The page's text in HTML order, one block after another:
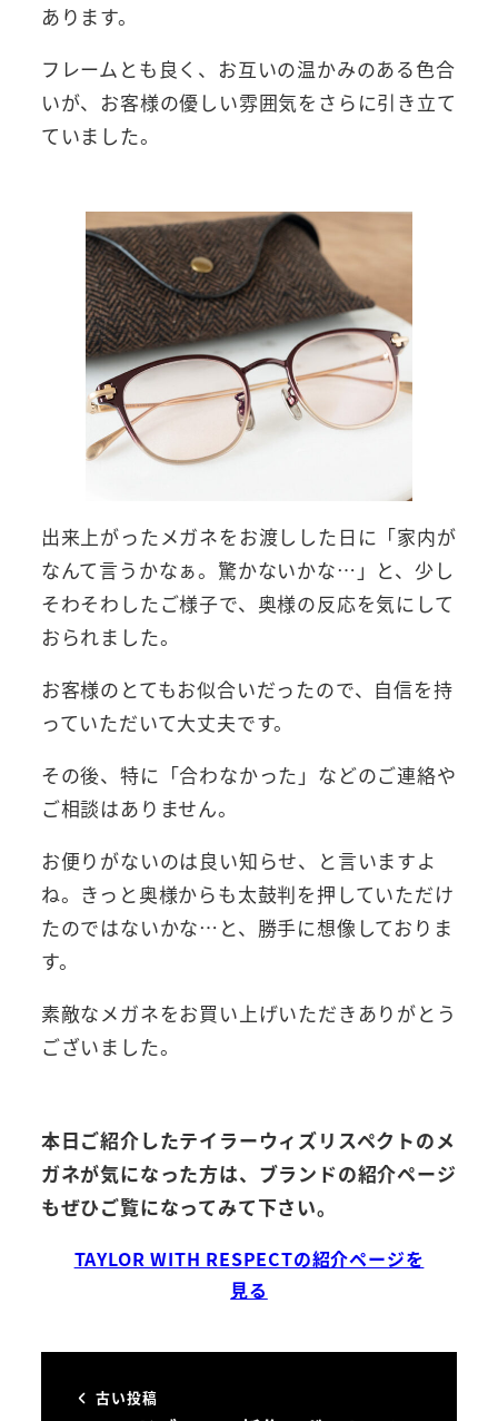
あります。
フレームとも良く、お互いの温かみのある色合
いが、お客様の優しい雰囲気をさらに引き立て
ていました。
出来上がったメガネをお渡しした日に「家内が
なんて言うかなぁ。驚かないかな…」と、少し
そわそわしたご様子で、奥様の反応を気にして
おられました。
お客様のとてもお似合いだったので、自信を持
っていただいて大丈夫です。
その後、特に「合わなかった」などのご連絡や
ご相談はありません。
お便りがないのは良い知らせ、と言いますよ
ね。きっと奥様からも太鼓判を押していただけ
たのではないかな…と、勝手に想像しておりま
す。
素敵なメガネをお買い上げいただきありがとう
ございました。
本日ご紹介したテイラーウィズリスペクトのメ
ガネが気になった方は、ブランドの紹介ページ
もぜひご覧になってみて下さい。
TAYLOR WITH RESPECTの紹介ページを
見る
古い投稿